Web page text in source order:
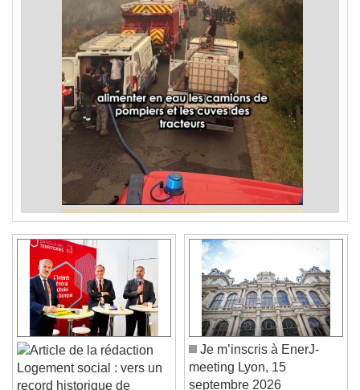
Logement social : vers un
Je m’inscris à EnerJ-
meeting Lyon, 15